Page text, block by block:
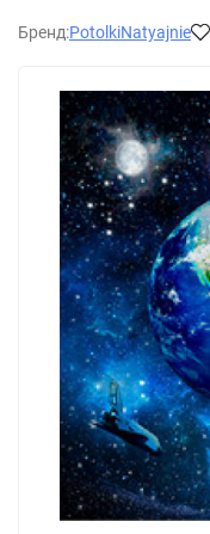
Бренд:PotolkiNatyajnie